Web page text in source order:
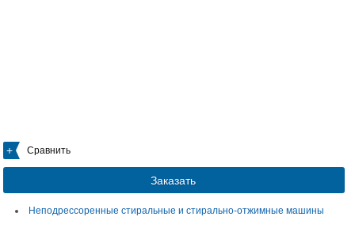
Сравнить
Заказать
Неподрессоренные стиральные и стирально-отжимные машины